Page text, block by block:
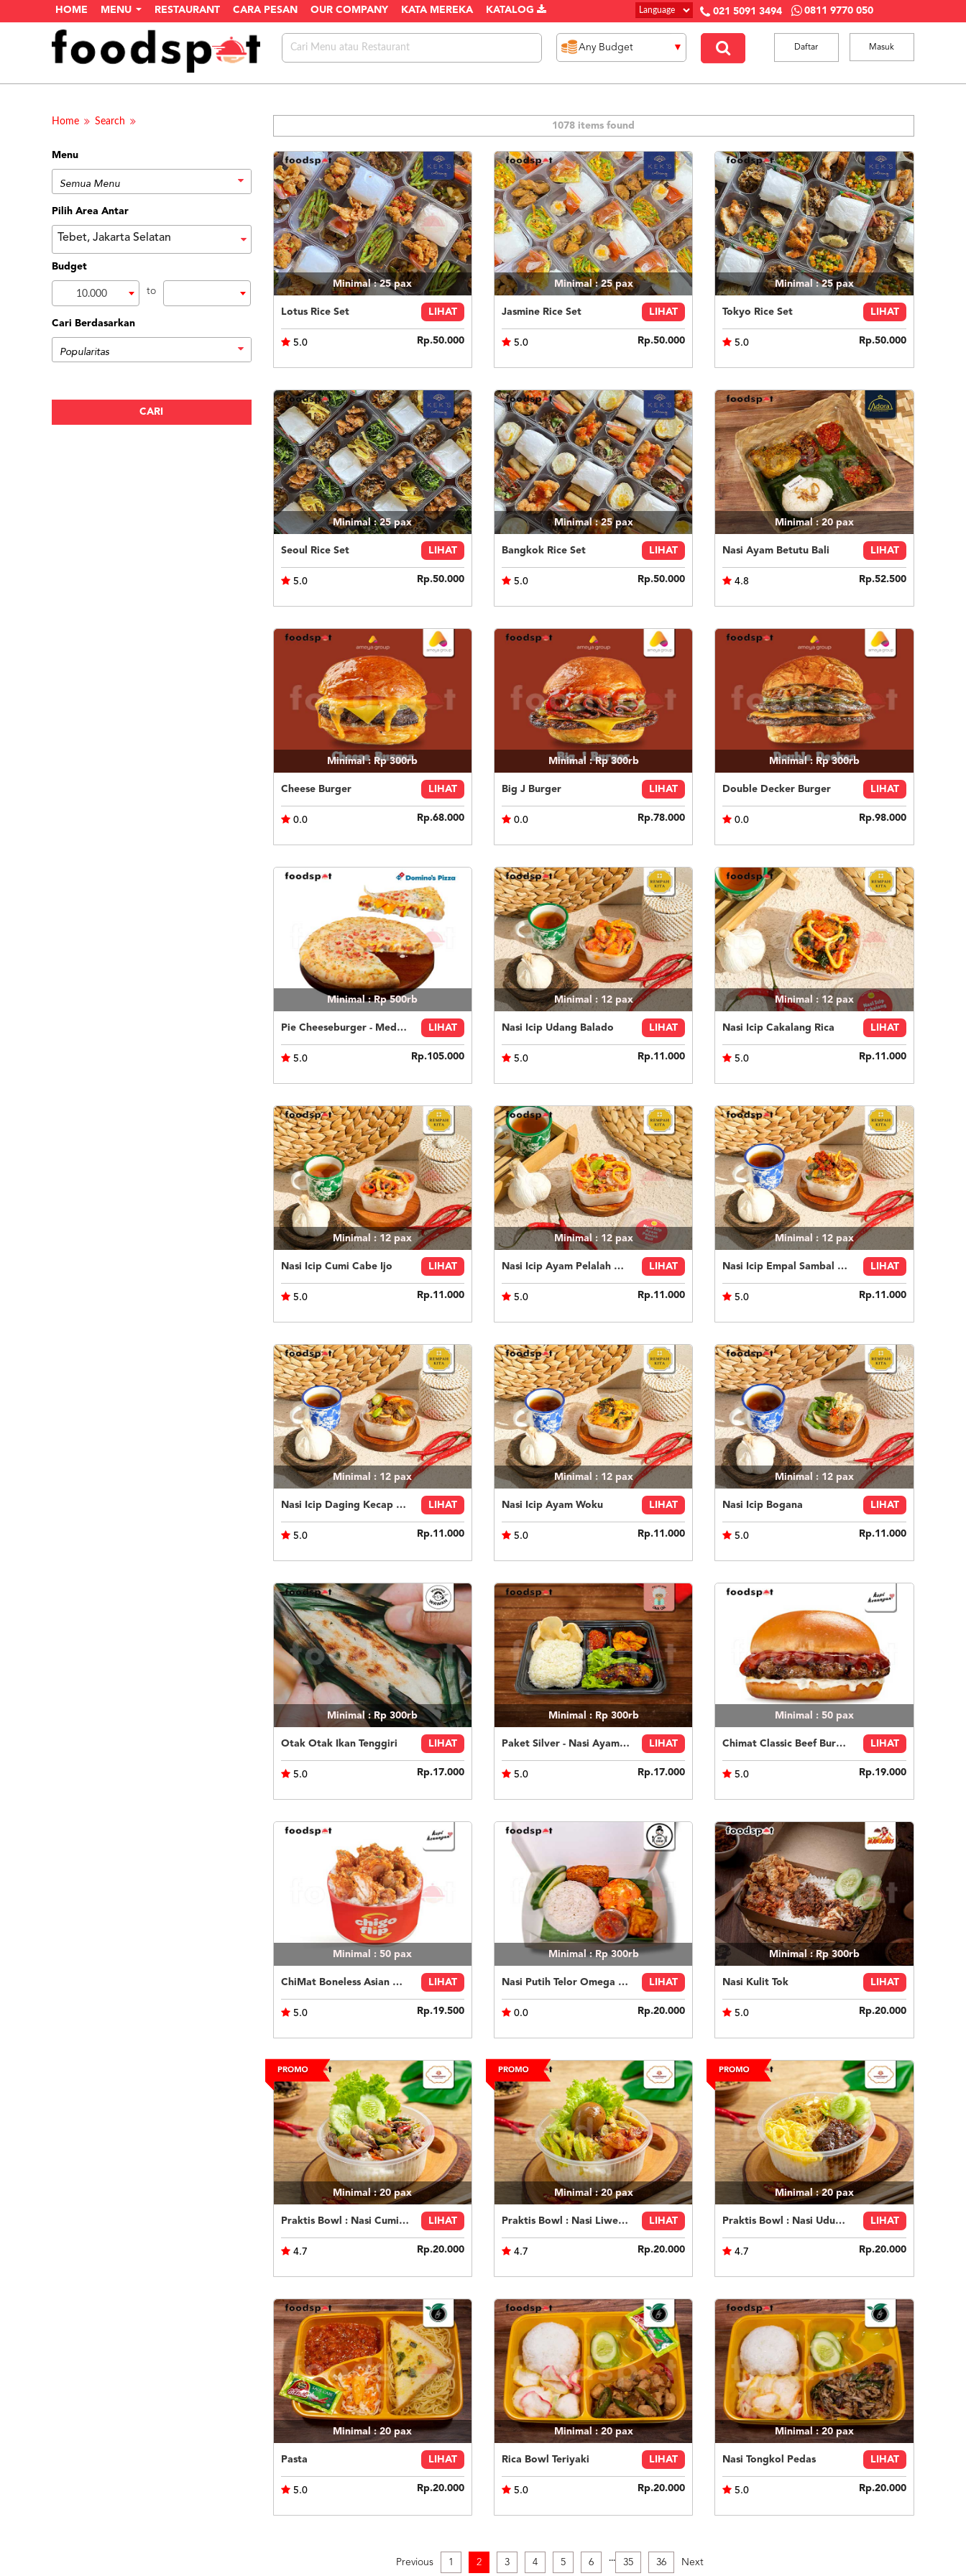
HOME MENU RESTAURANT CARA PESAN OUR COMPANY KATA MEREKA KATALOG 021 5091 3494 0811 9770 050
Masuk
Daftar
Home Search
Menu
Pilih Area Antar
Tebet, Jakarta Selatan
Budget
10.000 to
Cari Berdasarkan
1078 items found
Minimal : 25pax
Lotus Rice Set LIHAT
5.0 Rp.50.000
Minimal : 25pax
Jasmine Rice Set LIHAT
5.0 Rp.50.000
Minimal : 25 pax
Tokyo Rice Set LIHAT
5.0 Rp.50.000
Minimal : 25pax
Seoul Rice Set LIHAT
5.0 Rp.50.000
Minimal : 25 pax
Bangkok Rice Set LIHAT
5.0 Rp.50.000
Minimal : 20pax
Nasi Ayam Betutu Bali LIHAT
4.8 Rp.52.500
Minimal : Rp 300rb
Cheese Burger LIHAT
0.0 Rp.68.000
Minimal : Rp 300rb
Big J Burger LIHAT
0.0 Rp.78.000
Minimal : Rp 300rb
Double Decker Burger LIHAT
0.0 Rp.98.000
Minimal : Rp 500rb
Pie Cheeseburger - Medium LIHAT
5.0 Rp.105.000
Minimal : 12 pax
Nasi Icip Udang Balado LIHAT
5.0 Rp.11.000
Minimal : 12 pax
Nasi Icip Cakalang Rica LIHAT
5.0 Rp.11.000
Minimal : 12 pax
Nasi Icip Cumi Cabe Ijo LIHAT
5.0 Rp.11.000
Minimal : 12 pax
Nasi Icip Ayam Pelalah Bali LIHAT
5.0 Rp.11.000
Minimal : 12 pax
Nasi Icip Empal Sambal Kutai LIHAT
5.0 Rp.11.000
Minimal : 12 pax
Nasi Icip Daging Kecap Pete LIHAT
5.0 Rp.11.000
Minimal : 12 pax
Nasi Icip Ayam Woku LIHAT
5.0 Rp.11.000
Minimal : 12 pax
Nasi Icip Bogana LIHAT
5.0 Rp.11.000
Minimal : Rp 300rb
Otak Otak Ikan Tenggiri LIHAT
5.0 Rp.17.000
Minimal : Rp 300rb
Paket Silver - Nasi Ayam Bakar LIHAT
5.0 Rp.17.000
Minimal : 50 pax
Chimat Classic Beef Burger LIHAT
5.0 Rp.19.000
Minimal : 50 pax
ChiMat Boneless Asian Honey Soy LIHAT
5.0 Rp.19.500
Minimal : Rp 300rb
Nasi Putih Telor Omega Tahu Tempe LIHAT
0.0 Rp.20.000
Minimal : Rp 300rb
Nasi Kulit Tok LIHAT
5.0 Rp.20.000
Minimal : 20pax
Praktis Bowl : Nasi Cumi Asin LIHAT
4.7 Rp.20.000
Minimal : 20pax
Praktis Bowl : Nasi Liwet Ayam Suwir LIHAT
4.7 Rp.20.000
Minimal : 20pax
Praktis Bowl : Nasi Uduk Semur Daging LIHAT
4.7 Rp.20.000
Minimal : 20pax
Pasta LIHAT
5.0 Rp.20.000
Minimal : 20pax
Rica Bowl Teriyaki LIHAT
5.0 Rp.20.000
Minimal : 20pax
Nasi Tongkol Pedas LIHAT
5.0 Rp.20.000
Previous 1 2 3 4 5 6 ... 35 36 Next